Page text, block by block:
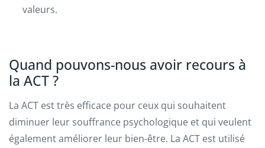
valeurs.
Quand pouvons-nous avoir recours à
la ACT ?
La ACT est très efficace pour ceux qui souhaitent
diminuer leur souffrance psychologique et qui veulent
également améliorer leur bien-être. La ACT est utilisé